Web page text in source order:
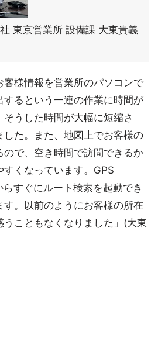
東京営業所 設備課 大東貴義
客様情報を営業所のパソコンで
るという一連の作業に時間が
うした時間が大幅に短縮さ
た。また、地図上でお客様の
で、空き時間で訪問できるか
くなっています。GPS
すぐにルート検索を起動でき
す。以前のようにお客様の所在
こともなくなりました」(大東